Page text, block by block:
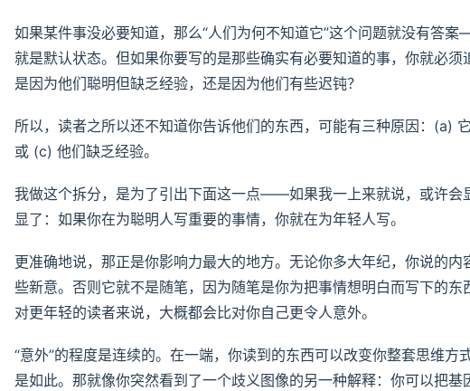
如果某件事没必要知道，那么“人们为何不知道它”这个问题就没有答
就是默认状态。但如果你要写的是那些确实有必要知道的事，你就必须
是因为他们聪明但缺乏经验，还是因为他们有些迟钝？
所以，读者之所以还不知道你告诉他们的东西，可能有三种原因：(a)
或 (c) 他们缺乏经验。
我做这个拆分，是为了引出下面这一点——如果我一上来就说，或许会
显了：如果你在为聪明人写重要的事情，你就在为年轻人写。
更准确地说，那正是你影响力最大的地方。无论你多大年纪，你说的内
些新意。否则它就不是随笔，因为随笔是你为把事情想明白而写下的东
对更年轻的读者来说，大概都会比对你自己更令人意外。
“意外”的程度是连续的。在一端，你读到的东西可以改变你整套思维方式
是如此。那就像你突然看到了一个歧义图像的另一种解释：你可以把基